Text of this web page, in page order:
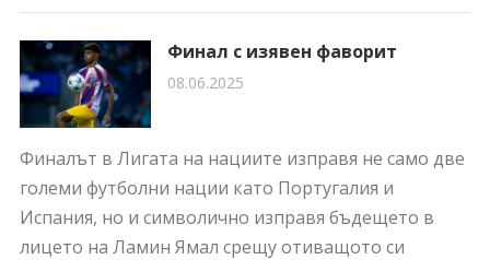
Финал с изявен фаворит
08.06.2025
Финалът в Лигата на нациите изправя не само две
големи футболни нации като Португалия и
Испания, но и символично изправя бъдещето в
лицето на Ламин Ямал срещу отиващото си